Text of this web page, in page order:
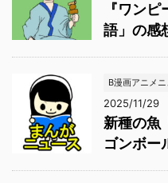
『ワン
語」の感
B漫画アニメ
2025/11/29
新種の魚
ゴンボー